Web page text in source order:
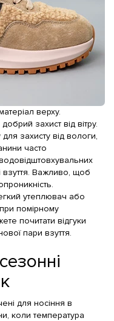
верху.
захист від вітру.
захисту від вологи,
часто
взуття. Важливо, щоб
утеплювач або
помірному
почитати відгуки
пари взуття.
для носіння в
коли температура